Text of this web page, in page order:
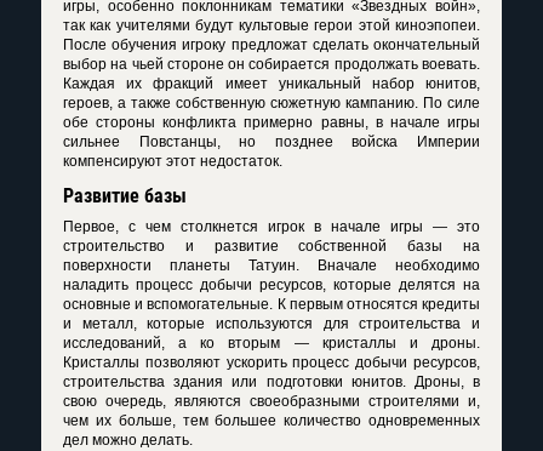
игры, особенно поклонникам тематики «Звездных войн»,
так как учителями будут культовые герои этой киноэпопеи.
После обучения игроку предложат сделать окончательный
выбор на чьей стороне он собирается продолжать воевать.
Каждая их фракций имеет уникальный набор юнитов,
героев, а также собственную сюжетную кампанию. По силе
обе стороны конфликта примерно равны, в начале игры
сильнее Повстанцы, но позднее войска Империи
компенсируют этот недостаток.
Развитие базы
Первое, с чем столкнется игрок в начале игры — это
строительство и развитие собственной базы на
поверхности планеты Татуин. Вначале необходимо
наладить процесс добычи ресурсов, которые делятся на
основные и вспомогательные. К первым относятся кредиты
и металл, которые используются для строительства и
исследований, а ко вторым — кристаллы и дроны.
Кристаллы позволяют ускорить процесс добычи ресурсов,
строительства здания или подготовки юнитов. Дроны, в
свою очередь, являются своеобразными строителями и,
чем их больше, тем большее количество одновременных
дел можно делать.